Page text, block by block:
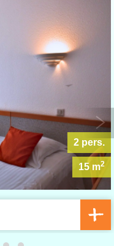
15 m2
2 pers.
+